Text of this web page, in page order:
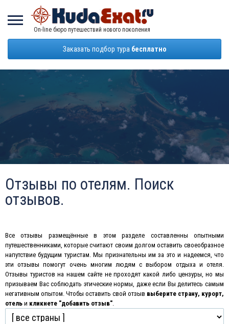
On-line бюро путешествий нового поколения
Заказать подбор тура бесплатно
Отзывы по отелям. Поиск
отзывов.
Все отзывы размещённые в этом разделе составленны опытными
путешественниками, которые считают своим долгом оставить своеобразное
напутствие будущим туристам. Мы признательны им за это и надеемся, что
эти отзывы помогут очень многим людям с выбором отдыха и отеля.
Отзывы туристов на нашем сайте не проходят какой либо цензуры, но мы
призываем Вас соблюдать этические нормы, даже если Вы делитесь самым
негативным опытом Чтобы оставить свой отзыв выберите страну, курорт,
отель и кликнете "добавить отзыв"